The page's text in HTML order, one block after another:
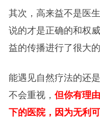
其次，高来益不是医
说的才是正确的和权
益的传播进行了很大的
能遇见自然疗法的还
不会重视， 但你有理
下的医院，因为无利可